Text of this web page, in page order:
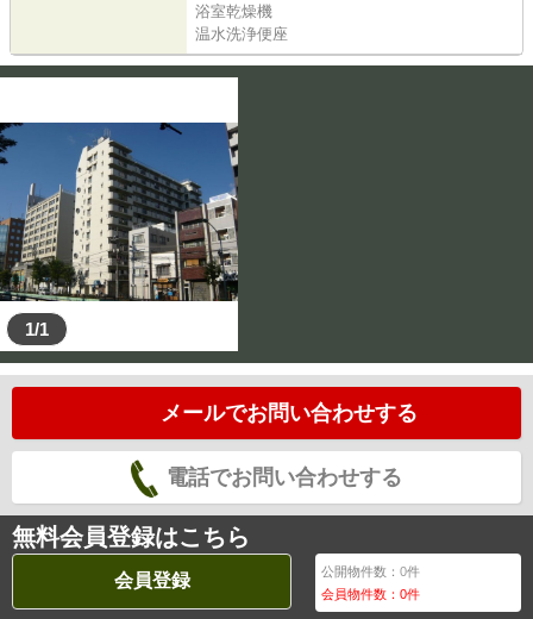
浴室乾燥機
温水洗浄便座
1/1
メールでお問い合わせする
電話でお問い合わせする
無料会員登録はこちら
会員登録 公開物件数：0件
会員物件数：0件